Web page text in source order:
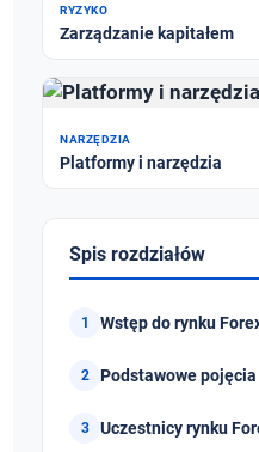
RYZYKO
Zarządzanie kapitałem
NARZĘDZIA
Platformy i narzędzia
Spis rozdziałów
Wstęp do rynku
Podstawowe
Uczestnicy rynku